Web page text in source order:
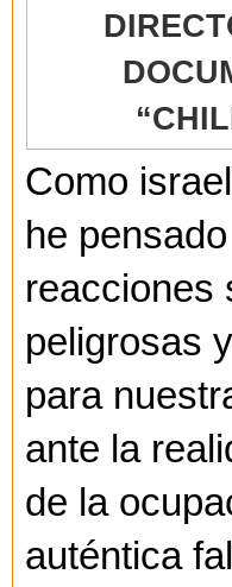
Como
he
reacciones
peligrosas
para
ante la
de la
auténtica